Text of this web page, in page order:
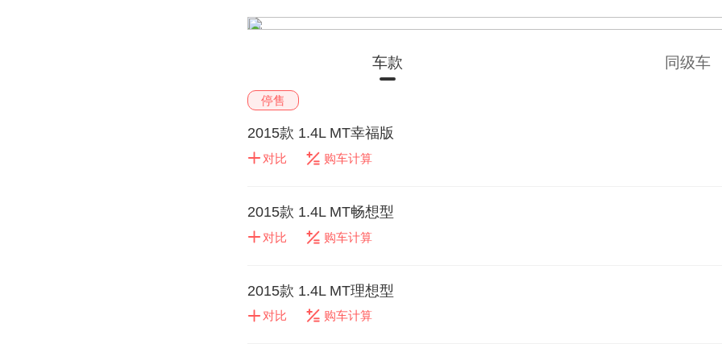
车款 同级车
停售
2015款 1.4L MT幸福版
对比 购车计算
2015款 1.4L MT畅想型
对比 购车计算
2015款 1.4L MT理想型
对比 购车计算